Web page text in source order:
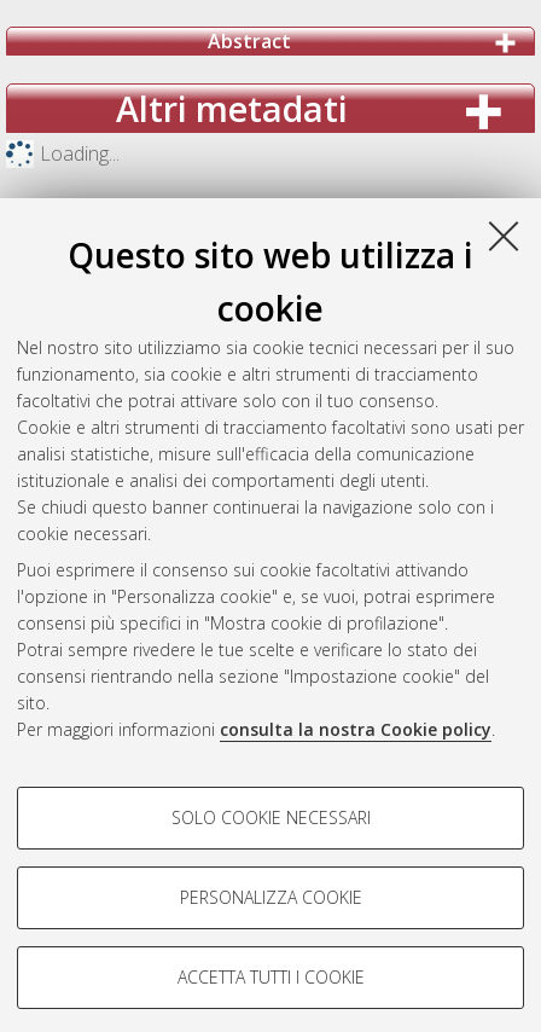
Questo sito web utilizza i
cookie
Nel nostro sito utilizziamo sia cookie tecnici necessari per il suo
funzionamento, sia cookie e altri strumenti di tracciamento
facoltativi che potrai attivare solo con il tuo consenso.
Cookie e altri strumenti di tracciamento facoltativi sono usati per
analisi statistiche, misure sull'efficacia della comunicazione
istituzionale e analisi dei comportamenti degli utenti.
Se chiudi questo banner continuerai la navigazione solo con i
cookie necessari.
Puoi esprimere il consenso sui cookie facoltativi attivando
l'opzione in "Personalizza cookie" e, se vuoi, potrai esprimere
consensi più specifici in "Mostra cookie di profilazione".
Potrai sempre rivedere le tue scelte e verificare lo stato dei
consensi rientrando nella sezione "Impostazione cookie" del
sito.
Per maggiori informazioni consulta la nostra Cookie policy.
COOKIE DI PROFILAZIONE -
Si tratta di cookie utilizzati per analizzare le caratteristiche della
navigazione degli utenti, creare profili in base al loro comportamento
Mostra cookie di profilazione
COOKIE TECNICI - NECESSARI
SOLO COOKIE NECESSARI
PERSONALIZZA COOKIE
ACCETTA TUTTI I COOKIE
Abstract
Altri metadati
Loading...
Gestione del documento:
Atom
Rss 1.0
Rss 2.0
AMS Laurea
Impostazioni Cookie
Informativa sulla privacy
Condizioni d’uso del sito